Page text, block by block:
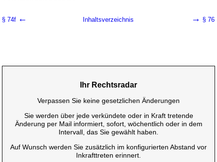
§ 74f ← Inhaltsverzeichnis → § 76
Ihr Rechtsradar
Verpassen Sie keine gesetzlichen Änderungen
Sie werden über jede verkündete oder in Kraft tretende
Änderung per Mail informiert, sofort, wöchentlich oder in dem
Intervall, das Sie gewählt haben.
Auf Wunsch werden Sie zusätzlich im konfigurierten Abstand vor
Inkrafttreten erinnert.